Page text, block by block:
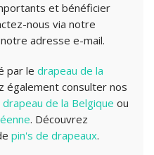
et bénéficier
nous via notre
adresse e-mail.
par le drapeau de la
également consulter nos
drapeau de la Belgique ou
. Découvrez
pin's de drapeaux.